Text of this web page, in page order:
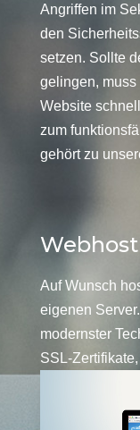
Angriffen im
den
setzen. Sollte
gelingen,
Website
zum
gehört zu
Auf Wunsch
eigenen
modernster
SSL-